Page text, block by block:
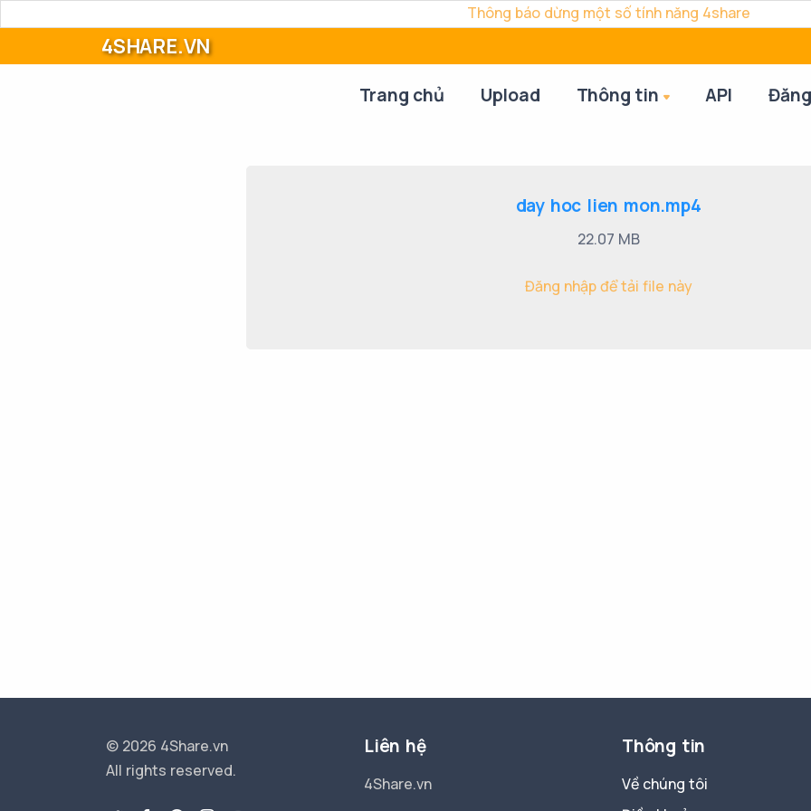
Thông báo dừng một số tính năng 4share
4SHARE.VN
Trang chủ Upload Thông tin API
day hoc lien mon.mp4
22.07 MB
Đăng nhập để tải file này
© 2026 4Share.vn
All rights reserved.
Liên hệ
4Share.vn
Thông tin
Về chúng tôi